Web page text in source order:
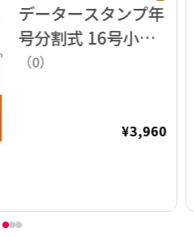
データースタンプ年
号分割式 16号小判
印面のみ【データ入
（0）
¥3,960